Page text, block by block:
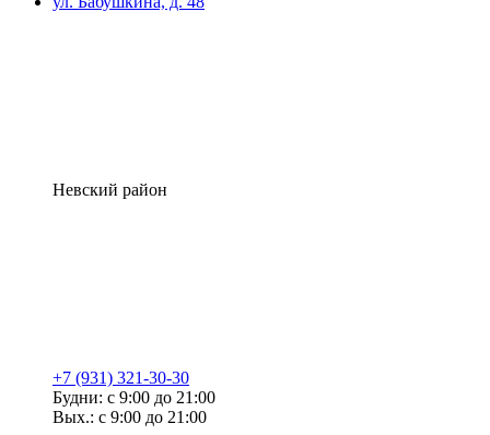
Невский район
+7 (931) 321-30-30
Будни: с 9:00 до 21:00
Вых.: с 9:00 до 21:00